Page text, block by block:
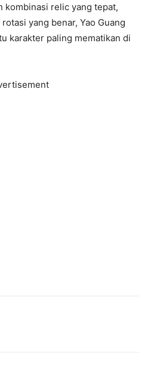
kombinasi relic yang tepat,
yang benar, Yao Guang
karakter paling mematikan di